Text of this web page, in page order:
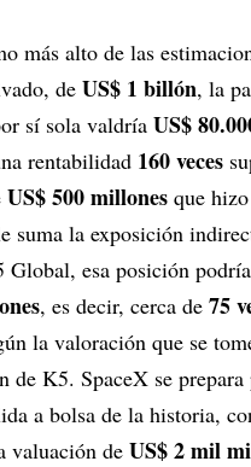
más alto de las
de US$ 1 billón, la
sí sola valdría US$
rentabilidad 160 veces
US$ 500 millones que
suma la exposición
Global, esa posición
, es decir, cerca de 75
la valoración que se
de K5. SpaceX se prepara
a bolsa de la historia,
valuación de US$ 2 mil